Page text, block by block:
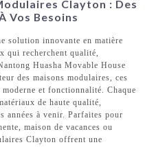
Clayton : Des
Vos Besoins
solution innovante en matière
qui recherchent qualité,
Huasha Movable House
des maisons modulaires, ces
et fonctionnalité. Chaque
de haute qualité,
années à venir. Parfaites pour
maison de vacances ou
Clayton offrent une